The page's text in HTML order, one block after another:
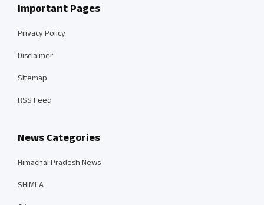
Important Pages
Privacy Policy
Disclaimer
Sitemap
RSS Feed
News Categories
Himachal Pradesh News
SHIMLA